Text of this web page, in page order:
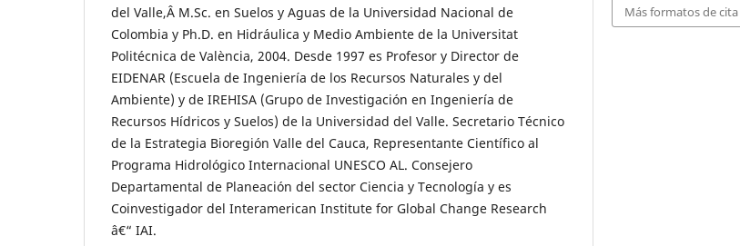
del Valle,Â M.Sc. en Suelos y Aguas de la Universidad Nacional de
Colombia y Ph.D. en Hidráulica y Medio Ambiente de la Universitat
Politécnica de València, 2004. Desde 1997 es Profesor y Director de
EIDENAR (Escuela de Ingeniería de los Recursos Naturales y del
Ambiente) y de IREHISA (Grupo de Investigación en Ingeniería de
Recursos Hídricos y Suelos) de la Universidad del Valle. Secretario Técnico
de la Estrategia Bioregión Valle del Cauca, Representante Científico al
Programa Hidrológico Internacional UNESCO AL. Consejero
Departamental de Planeación del sector Ciencia y Tecnología y es
Coinvestigador del Interamerican Institute for Global Change Research
â€“ IAI.
Más formatos de cita